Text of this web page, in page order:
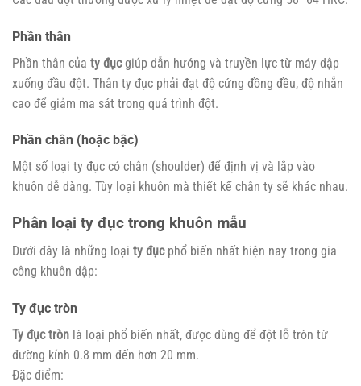
Phần thân
Phần thân của ty đụcgiúp dẫn hướng và truyền lực từ máy dập
xuống đầu đột. Thân ty đục phải đạt độ cứng đồng đều, độ nhẵn
cao để giảm ma sát trong quá trình đột.
Phần chân (hoặc bậc)
Một số loại ty đục có chân (shoulder) để định vị và lắp vào
khuôn dễ dàng. Tùy loại khuôn mà thiết kế chân ty sẽ khác nhau.
Phân loại ty đục trong khuôn mẫu
Dưới đây là những loại ty đụcphổ biến nhất hiện nay trong gia
công khuôn dập:
Ty đục tròn
Ty đục tròn là loại phổ biến nhất, được dùng để đột lỗ tròn từ
đường kính 0.8 mm đến hơn 20 mm.
Đặc điểm: